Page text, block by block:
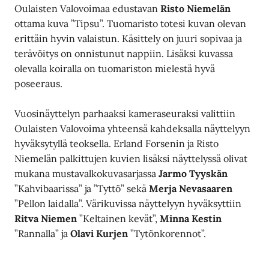
Oulaisten Valovoimaa edustavanRisto Niemelän
ottama kuva ”Tipsu”. Tuomaristo totesi kuvan olevan
erittäin hyvin valaistun. Käsittely on juuri sopivaa ja
terävöitys on onnistunut nappiin. Lisäksi kuvassa
olevalla koiralla on tuomariston mielestä hyvä
poseeraus.
Vuosinäyttelyn parhaaksi kameraseuraksi valittiin
Oulaisten Valovoima yhteensä kahdeksalla näyttelyyn
hyväksytyllä teoksella. Erland Forsenin ja Risto
Niemelän palkittujen kuvien lisäksi näyttelyssä olivat
mukana mustavalkokuvasarjassaJarmo Tyyskän
”Kahvibaarissa” ja ”Tyttö” sekäMerja Nevasaaren
”Pellon laidalla”. Värikuvissa näyttelyyn hyväksyttiin
Ritva Niemen ”Keltainen kevät”,Minna Kestin
”Rannalla” jaOlavi Kurjen ”Tytönkorennot”.